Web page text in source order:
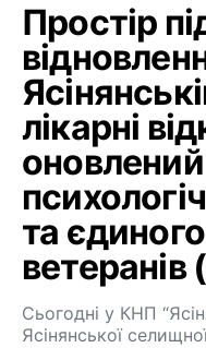
Простір
лікарні
оновлений
та
ветеранів
Сьогодні у КНП
Ясінянської